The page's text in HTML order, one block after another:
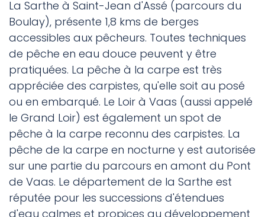
La Sarthe à Saint-Jean d'Assé (parcours du
Boulay), présente 1,8 kms de berges
accessibles aux pêcheurs. Toutes techniques
de pêche en eau douce peuvent y être
pratiquées. La pêche à la carpe est très
appréciée des carpistes, qu'elle soit au posé
ou en embarqué. Le Loir à Vaas (aussi appelé
le Grand Loir) est également un spot de
pêche à la carpe reconnu des carpistes. La
pêche de la carpe en nocturne y est autorisée
sur une partie du parcours en amont du Pont
de Vaas. Le département de la Sarthe est
réputée pour les successions d'étendues
d'eau calmes et propices au développement